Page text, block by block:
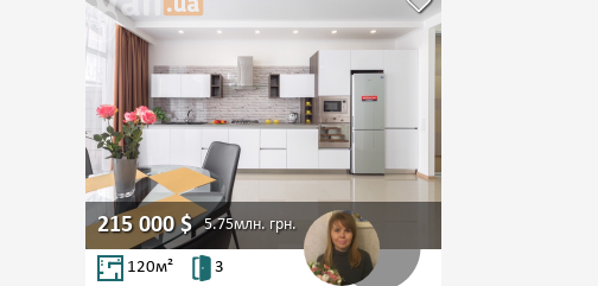
215 000$ 5.75млн. грн.
120м²
3